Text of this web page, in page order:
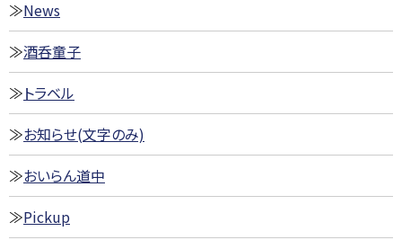
News
酒呑童子
トラベル
お知らせ(文字のみ)
おいらん道中
Pickup